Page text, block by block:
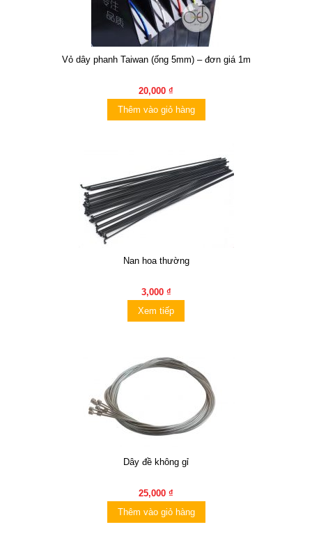
Vỏ dây phanh Taiwan (ống 5mm) – đơn giá 1m
20,000 ₫
Thêm vào giỏ hàng
Nan hoa thường
3,000 ₫
Xem tiếp
Dây đề không gỉ
25,000 ₫
Thêm vào giỏ hàng